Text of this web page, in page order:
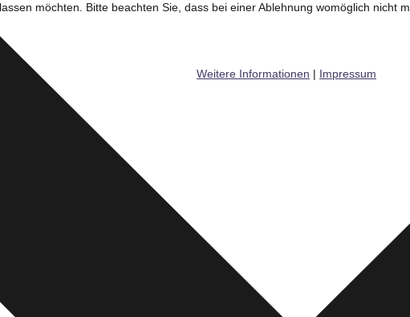
möchten. Bitte beachten Sie, dass bei einer Ablehnung womöglich nicht
Weitere Informationen | Impressum